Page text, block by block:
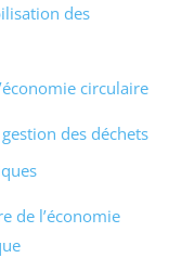
des
circulaire
des déchets
de l’économie